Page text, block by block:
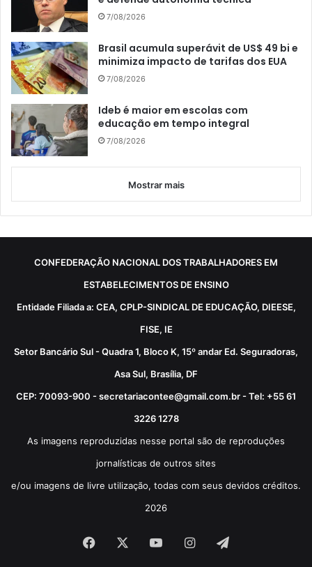
7/08/2026
Brasil acumula superávit de US$ 49 bi e
minimiza impacto de tarifas dos EUA
7/08/2026
Ideb é maior em escolas com
educação em tempo integral
7/08/2026
Mostrar mais
CONFEDERAÇÃO NACIONAL DOS TRABALHADORES EM
ESTABELECIMENTOS DE ENSINO
Entidade Filiada a: CEA, CPLP-SINDICAL DE EDUCAÇÃO, DIEESE,
FISE, IE
Setor Bancário Sul - Quadra 1, Bloco K, 15º andar Ed. Seguradoras,
Asa Sul, Brasília, DF
CEP: 70093-900 - secretariacontee@gmail.com.br - Tel: +55 61
3226 1278
As imagens reproduzidas nesse portal são de reproduções
jornalísticas de outros sites
e/ou imagens de livre utilização, todas com seus devidos créditos.
2026
Facebook YouTubeInstagram